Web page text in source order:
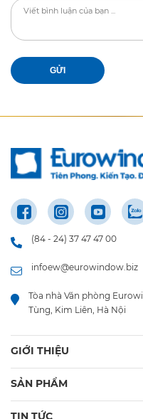
GỬI
(84 - 24) 37 47 47 00
infoew@eurowindow.biz
Tòa nhà Văn phòng
Tùng, Kim Liên, Hà Nội
GIỚI THIỆU
SẢN PHẨM
TIN TỨC